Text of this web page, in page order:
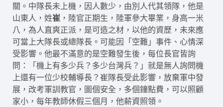
關。中隊長未上機，因人數少，由別人代其領隊，他是
山東人，姓崔 ，陸官正期生，陸軍參大畢業，身高一米
八，為人直爽正派，是可造之材，以他的資歷，未來應
可當上大隊長或總隊長。可能因「空難」事件、心情深
受影響。他最不滿意的是空難發生後，每位長官皆詢
問：「機上有多少兵？多少台灣兵？」就是無人詢問機
上還有一位少校輔導長？崔隊長受此影響，放棄軍中發
展，改考軍訓教官，圖個安全，多個鐘點費，可以照顧
家小，每年教師休假三個月，他薪資照領。